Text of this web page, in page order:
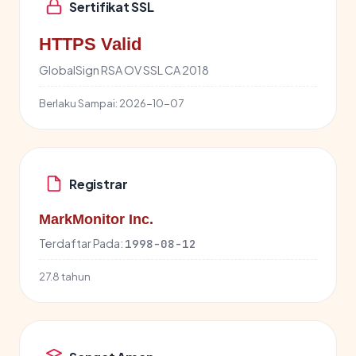
Sertifikat SSL
HTTPS Valid
GlobalSign RSA OV SSL CA 2018
Berlaku Sampai: 2026-10-07
Registrar
MarkMonitor Inc.
Terdaftar Pada: 1998-08-12
27.8 tahun